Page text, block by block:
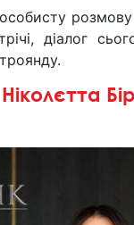
діалог
Ніколєтта